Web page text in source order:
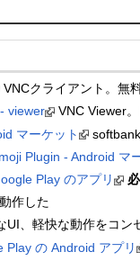
VNCクライアント。無
viewer
VNC Viewer。
マーケット
Plugin - Android マ
Play のアプリ
作した
、軽快な動作をコン
Play の Android アプリ